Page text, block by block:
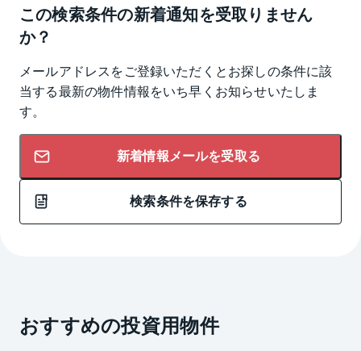
この検索条件の新着通知を受取りません
か？
メールアドレスをご登録いただくとお探しの条件に該
当する最新の物件情報をいち早くお知らせいたしま
す。
新着情報メールを受取る
検索条件を保存する
おすすめの投資用物件